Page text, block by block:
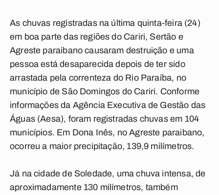
As chuvas registradas na última quinta-feira (24)
em boa parte das regiões do Cariri, Sertão e
Agreste paraibano causaram destruição e uma
pessoa está desaparecida depois de ter sido
arrastada pela correnteza do Rio Paraíba, no
município de São Domingos do Cariri. Conforme
informações da Agência Executiva de Gestão das
Águas (Aesa), foram registradas chuvas em 104
municípios. Em Dona Inês, no Agreste paraibano,
ocorreu a maior precipitação, 139,9 milímetros.
Já na cidade de Soledade, uma chuva intensa, de
aproximadamente 130 milímetros, também